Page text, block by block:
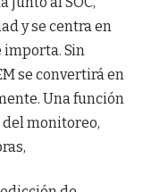
y se centra en
importa. Sin
se convertirá en
Una función
monitoreo,